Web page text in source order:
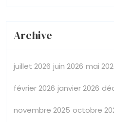
Archive
juillet 2026 juin 2026 mai
février 2026 janvier 2026
novembre 2025 octobre